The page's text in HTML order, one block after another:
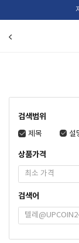
검색범위
제목 설
상품가격
검색어